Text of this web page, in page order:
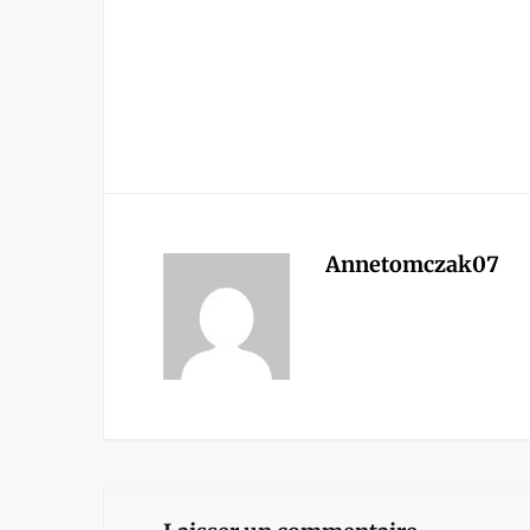
Annetomczak07